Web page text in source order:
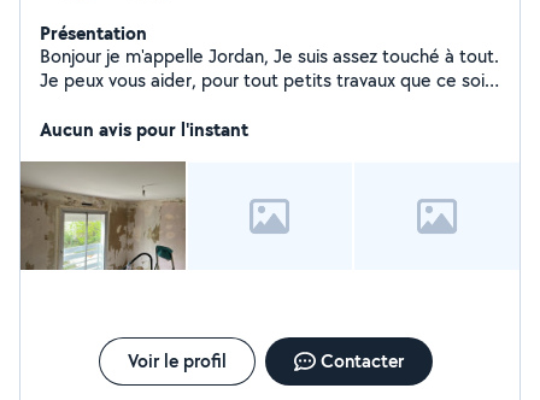
Présentation
Bonjour je m'appelle Jordan, Je suis assez touché à tout.
Je peux vous aider, pour tout petits travaux que ce soit
tâches
Aucun avis pour l'instant
Voir le profil Contacter